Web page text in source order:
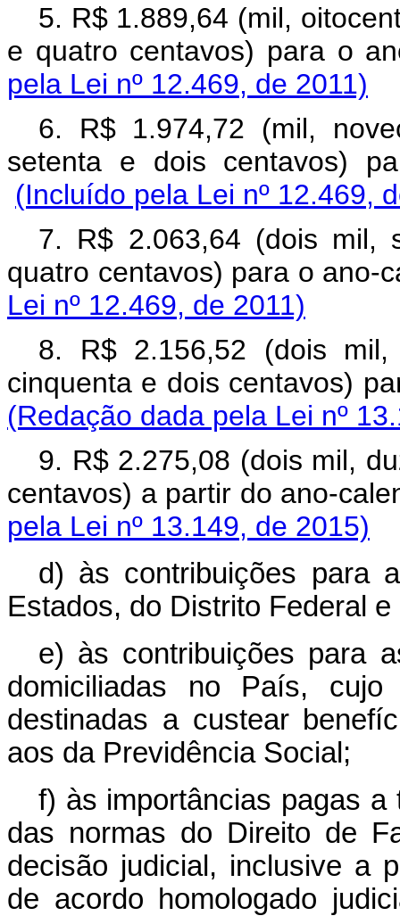
5. R$ 1.889,64 (mil,
e quatro centavos) para o
pela Lei nº 12.469, de 2011)
6. R$ 1.974,72 (mil,
setenta e dois centavos)
(Incluído pela Lei nº 12.469,
7. R$ 2.063,64 (dois mil,
quatro centavos) para o ano-
Lei nº 12.469, de 2011)
8. R$ 2.156,52 (dois
cinquenta e dois
(Redação dada pela Lei nº
9. R$ 2.275,08 (dois mil,
centavos) a partir do ano-
pela Lei nº 13.149, de 2015)
d) às contribuições para
Estados, do Distrito Federal
e) às contribuições para
domiciliadas no País,
destinadas a custear
aos da Previdência Social;
f) às importâncias pagas
das normas do Direito de
decisão judicial, inclusive a
de acordo homologado